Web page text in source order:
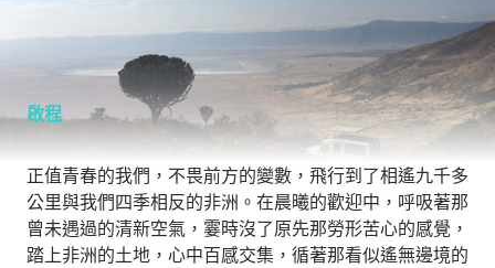
啟程
正值青春的我們，不畏前方的變數，飛行到了相遙九千多
公里與我們四季相反的非洲。在晨曦的歡迎中，呼吸著那
曾未遇過的清新空氣，霎時沒了原先那勞形苦心的感覺，
踏上非洲的土地，心中百感交集，循著那看似遙無邊境的